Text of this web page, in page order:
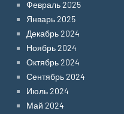
Февраль 2025
Январь 2025
Декабрь 2024
Ноябрь 2024
Октябрь 2024
Сентябрь 2024
Июль 2024
Май 2024